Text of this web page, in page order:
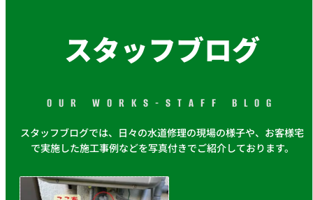
スタッフブログ
OUR WORKS-STAFF BLOG
スタッフブログでは、日々の水道修理の現場の様子や、お客様宅
で実施した施工事例などを写真付きでご紹介しております。